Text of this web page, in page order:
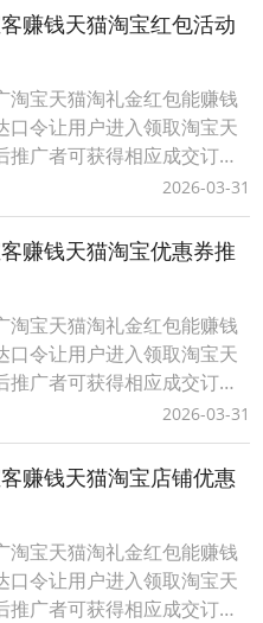
推广淘宝天猫红包活动结
况下可随时更换新的活动不
赚钱天猫淘宝红包活动
淘宝天猫淘礼金红包能赚钱
口令让用户进入领取淘宝天
广者可获得相应成交订单
一性、可长期有效性，适合
复用、复购获得长期收益。
推广淘宝天猫红包活动结
下可随时更换新的活动不
2026-03-31
赚钱天猫淘宝优惠券推
淘宝天猫淘礼金红包能赚钱
口令让用户进入领取淘宝天
广者可获得相应成交订单
一性、可长期有效性，适合
复用、复购获得长期收益。
客推广淘宝天猫红包活动结
况下可随时更换新的活动不
2026-03-31
赚钱天猫淘宝店铺优惠
淘宝天猫淘礼金红包能赚钱
口令让用户进入领取淘宝天
广者可获得相应成交订单